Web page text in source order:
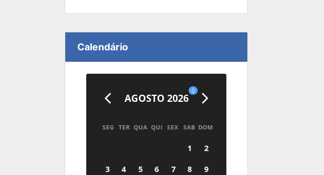
Calendário
AGOSTO 2026
0
SEG TER QUA QUI SEX SAB DOM
1
2
3
4 5 6 7 8
9